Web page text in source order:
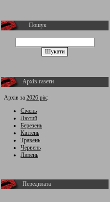
Пошук
Архів газети
Архів за 2026 рік:
Січень
Лютий
Березень
Квітень
Травень
Червень
Липень
Передплата